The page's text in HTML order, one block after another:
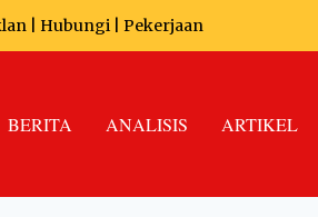
Hubungi Pekerjaan
BERITA ANALISIS ARTIKEL